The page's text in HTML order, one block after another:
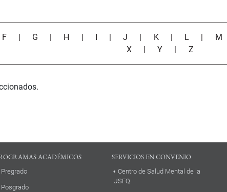
F G H |J K L M
X
|Y Z
ACADÉMICOS
Pregrado
Posgrado
SERVICIOS EN CONVENIO
Centro de Salud Mental de la
USFQ